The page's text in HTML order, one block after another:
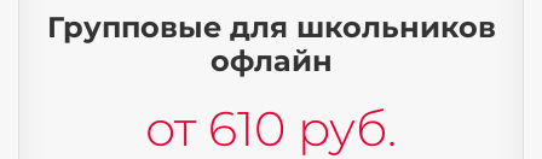
Групповые для школьников
офлайн
от 610 руб.